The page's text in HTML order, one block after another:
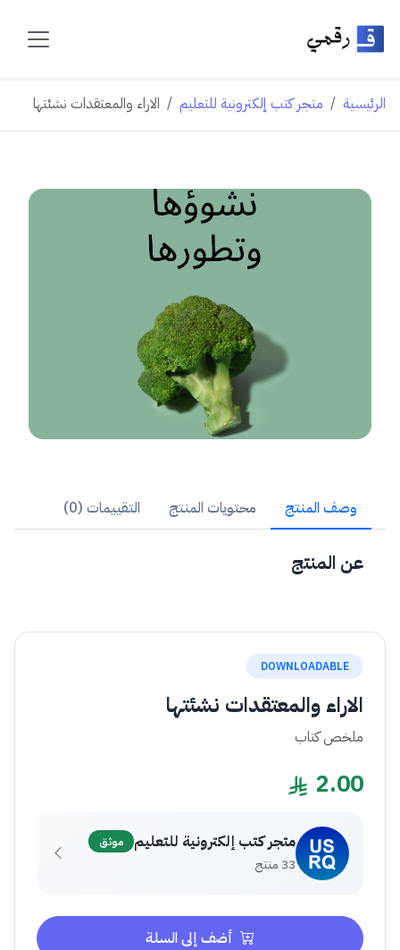
الرئيسية متجر كتب إلكترونية للتعليم الاراء والمعتقدات نشئتها
وصف المنتج محتويات المنتج التقييمات (0)
عن المنتج
DOWNLOADABLE
الاراء والمعتقدات نشئتها
ملخص كتاب
2.00
متجر كتب إلكترونية للتعليم موثق
33 منتج
أضف إلى السلة